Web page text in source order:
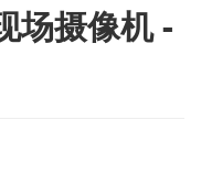
场摄像机 -